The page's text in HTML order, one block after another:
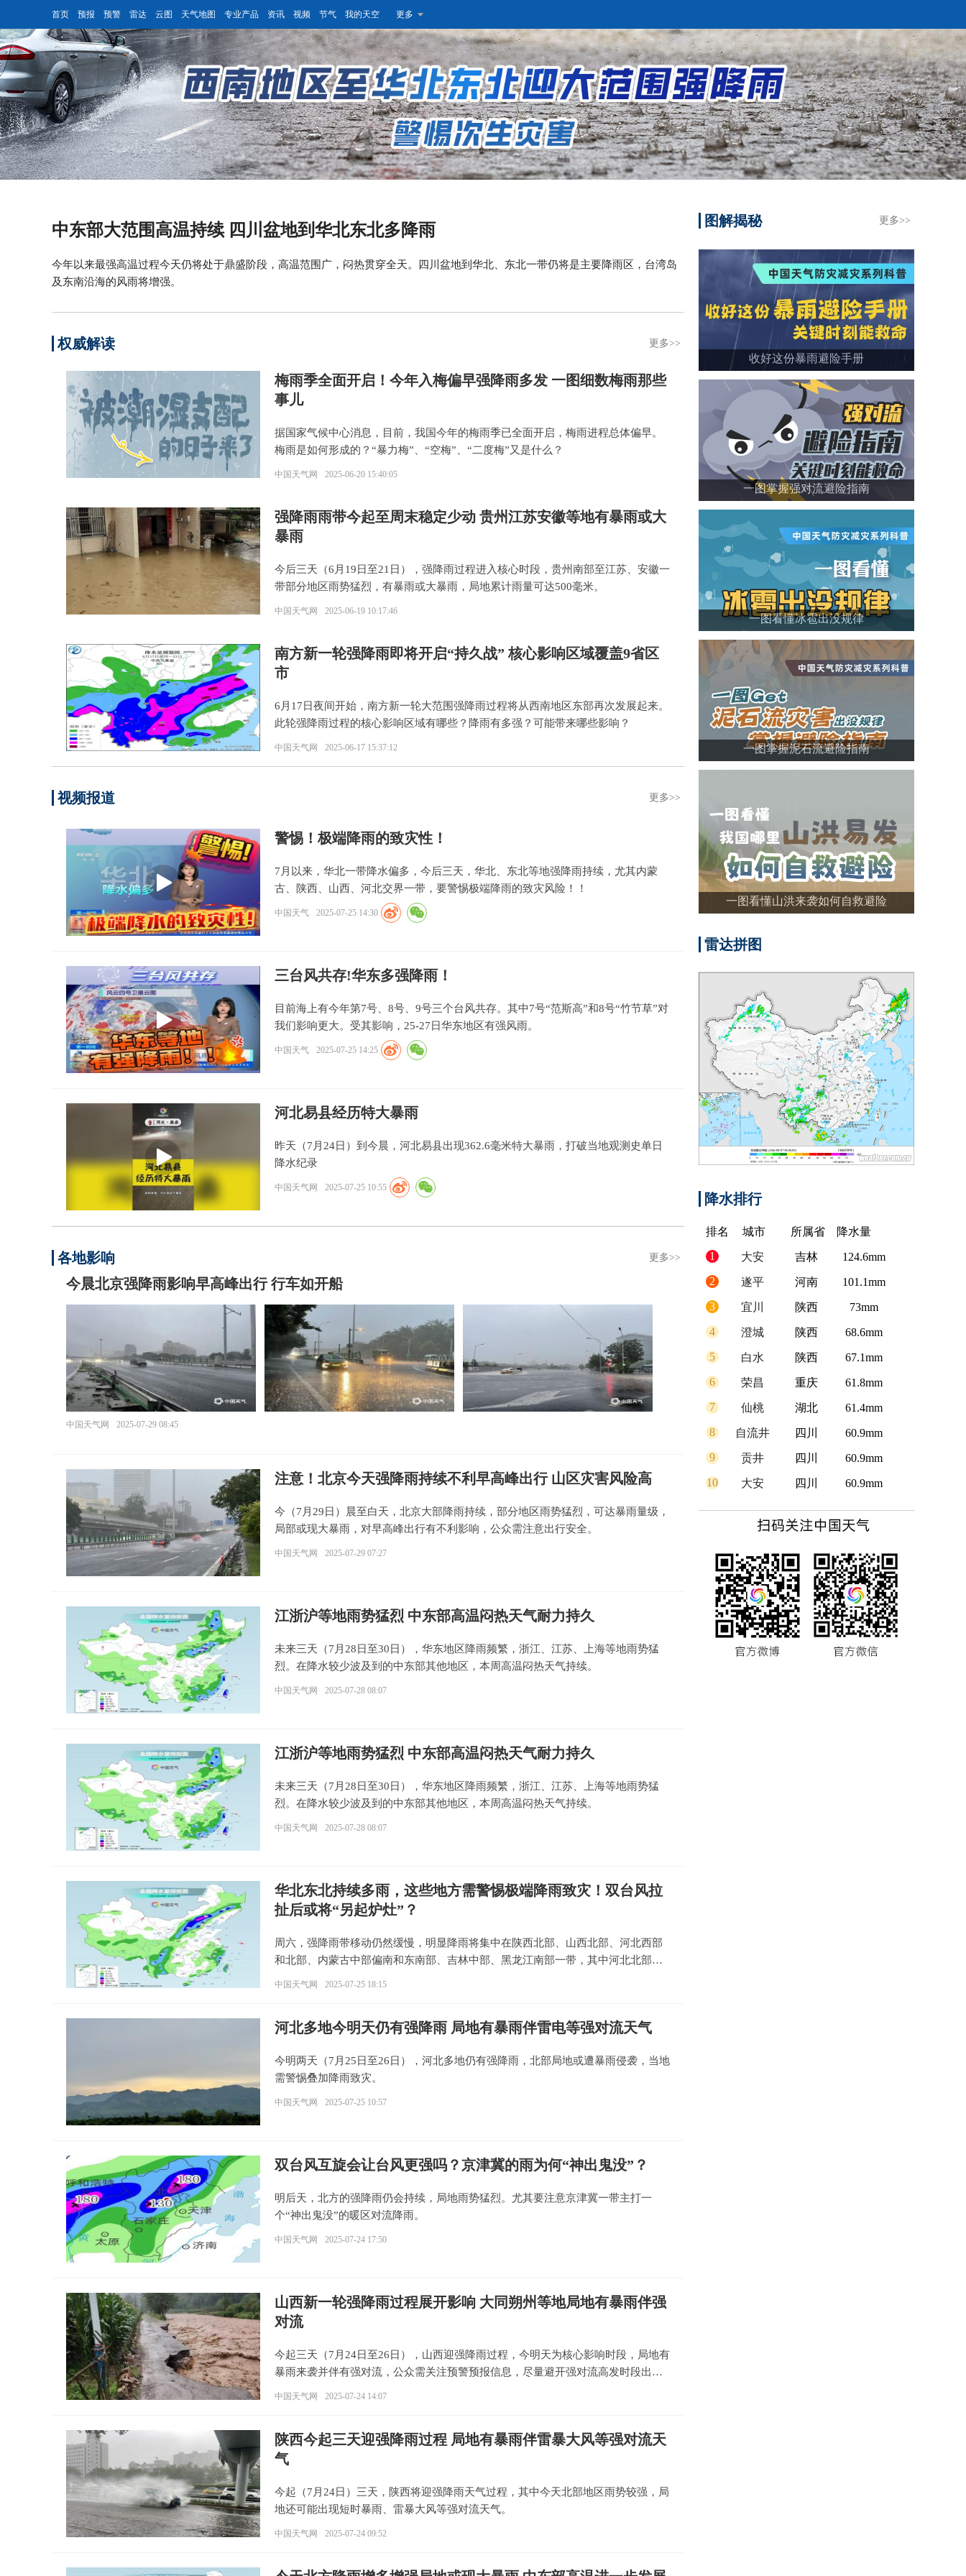
首页 预报 预警 雷达 云图 天气地图 专业产品 资讯 视频 节气 我的天空 更多
中东部大范围高温持续 四川盆地到华北东北多降雨
今年以来最强高温过程今天仍将处于鼎盛阶段，高温范围广，闷热贯穿全天。四川盆地到华北、东北一带仍将是主要降雨区，台湾岛
及东南沿海的风雨将增强。
权威解读 更多>>
梅雨季全面开启！今年入梅偏早强降雨多发 一图细数梅雨那些
事儿
据国家气候中心消息，目前，我国今年的梅雨季已全面开启，梅雨进程总体偏早。
梅雨是如何形成的？“暴力梅”、“空梅”、“二度梅”又是什么？
中国天气网 2025-06-20 15:40:05
强降雨雨带今起至周末稳定少动 贵州江苏安徽等地有暴雨或大
暴雨
今后三天（6月19日至21日），强降雨过程进入核心时段，贵州南部至江苏、安徽一
带部分地区雨势猛烈，有暴雨或大暴雨，局地累计雨量可达500毫米。
中国天气网 2025-06-19 10:17:46
南方新一轮强降雨即将开启“持久战” 核心影响区域覆盖9省区
市
6月17日夜间开始，南方新一轮大范围强降雨过程将从西南地区东部再次发展起来。
此轮强降雨过程的核心影响区域有哪些？降雨有多强？可能带来哪些影响？
中国天气网 2025-06-17 15:37:12
视频报道 更多>>
警惕！极端降雨的致灾性！
7月以来，华北一带降水偏多，今后三天，华北、东北等地强降雨持续，尤其内蒙
古、陕西、山西、河北交界一带，要警惕极端降雨的致灾风险！！
中国天气 2025-07-25 14:30
三台风共存!华东多强降雨！
目前海上有今年第7号、8号、9号三个台风共存。其中7号“范斯高”和8号“竹节草”对
我们影响更大。受其影响，25-27日华东地区有强风雨。
中国天气 2025-07-25 14:25
河北易县经历特大暴雨
昨天（7月24日）到今晨，河北易县出现362.6毫米特大暴雨，打破当地观测史单日
降水纪录
中国天气网 2025-07-25 10:55
各地影响 更多>>
今晨北京强降雨影响早高峰出行 行车如开船
中国天气网 2025-07-29 08:45
注意！北京今天强降雨持续不利早高峰出行 山区灾害风险高
今（7月29日）晨至白天，北京大部降雨持续，部分地区雨势猛烈，可达暴雨量级，
局部或现大暴雨，对早高峰出行有不利影响，公众需注意出行安全。
中国天气网 2025-07-29 07:27
江浙沪等地雨势猛烈 中东部高温闷热天气耐力持久
未来三天（7月28日至30日），华东地区降雨频繁，浙江、江苏、上海等地雨势猛
烈。在降水较少波及到的中东部其他地区，本周高温闷热天气持续。
中国天气网 2025-07-28 08:07
江浙沪等地雨势猛烈 中东部高温闷热天气耐力持久
未来三天（7月28日至30日），华东地区降雨频繁，浙江、江苏、上海等地雨势猛
烈。在降水较少波及到的中东部其他地区，本周高温闷热天气持续。
中国天气网 2025-07-28 08:07
华北东北持续多雨，这些地方需警惕极端降雨致灾！双台风拉
扯后或将“另起炉灶”？
周六，强降雨带移动仍然缓慢，明显降雨将集中在陕西北部、山西北部、河北西部
和北部、内蒙古中部偏南和东南部、吉林中部、黑龙江南部一带，其中河北北部局
中国天气网 2025-07-25 18:15
河北多地今明天仍有强降雨 局地有暴雨伴雷电等强对流天气
今明两天（7月25日至26日），河北多地仍有强降雨，北部局地或遭暴雨侵袭，当地
需警惕叠加降雨致灾。
中国天气网 2025-07-25 10:57
双台风互旋会让台风更强吗？京津冀的雨为何“神出鬼没”？
明后天，北方的强降雨仍会持续，局地雨势猛烈。尤其要注意京津冀一带主打一
个“神出鬼没”的暖区对流降雨。
中国天气网 2025-07-24 17:50
山西新一轮强降雨过程展开影响 大同朔州等地局地有暴雨伴强
对流
今起三天（7月24日至26日），山西迎强降雨过程，今明天为核心影响时段，局地有
暴雨来袭并伴有强对流，公众需关注预警预报信息，尽量避开强对流高发时段出
中国天气网 2025-07-24 14:07
陕西今起三天迎强降雨过程 局地有暴雨伴雷暴大风等强对流天
气
今起（7月24日）三天，陕西将迎强降雨天气过程，其中今天北部地区雨势较强，局
地还可能出现短时暴雨、雷暴大风等强对流天气。
中国天气网 2025-07-24 09:52
图解揭秘 更多>>
收好这份暴雨避险手册
一图掌握强对流避险指南
一图看懂冰雹出没规律
一图掌握泥石流避险指南
一图看懂山洪来袭如何自救避险
雷达拼图
降水排行
排名 城市 所属省
降水量
1
大安 吉林
124.6mm
2
遂平 河南
101.1mm
3
宜川 陕西
73mm
4
澄城 陕西
68.6mm
5
白水 陕西
67.1mm
6
荣昌 重庆
61.8mm
7
仙桃 湖北
61.4mm
8
自流井 四川
60.9mm
9
贡井 四川
60.9mm
10
大安 四川 60.9mm